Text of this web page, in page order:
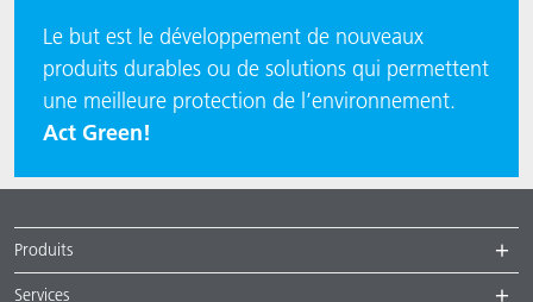
​​​​​​​Le but est le développement de nouveaux
produits durables ou de solutions qui permettent
une meilleure protection de l’environnement.
Act Green!
Produits
Services